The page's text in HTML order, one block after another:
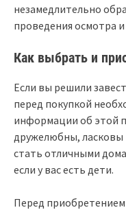
незамедлительно
проведения осмотра
Как выбрать и
Если вы решили
перед покупкой
информации об этой
дружелюбны, ласковы
стать отличными
если у вас есть дети.
Перед приобретением